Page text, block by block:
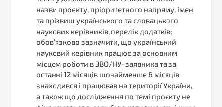
назви проєкту, пріоритетного напряму, імен
та прізвищ українського та словацького
наукових керівників, перелік додатків;
обов’язково зазначити, що український
науковий керівник працює за основним
місцем роботи в ЗВО/НУ-заявника та за
останні 12 місяців щонайменше 6 місяців
знаходився і працював на території України,
а також що дослідження по темі проєкту не